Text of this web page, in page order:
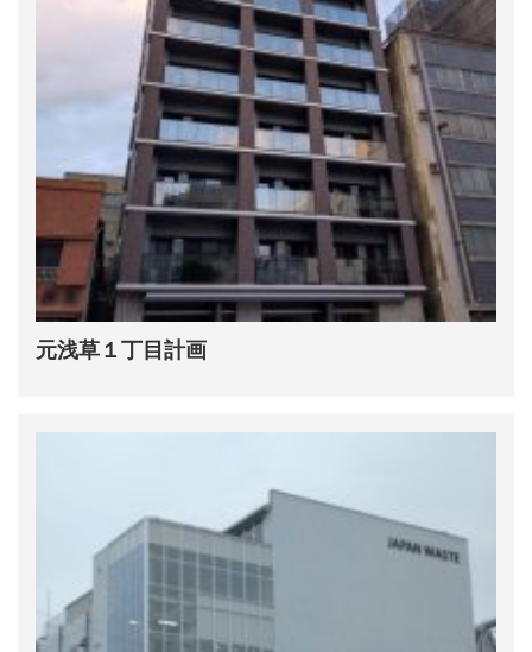
元浅草１丁目計画